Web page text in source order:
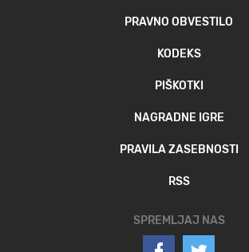
PRAVNO OBVESTILO
KODEKS
PIŠKOTKI
NAGRADNE IGRE
PRAVILA ZASEBNOSTI
RSS
SPREMLJAJ NAS